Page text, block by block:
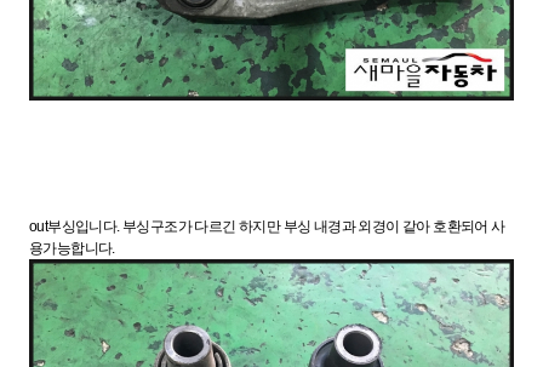
out부싱입니다. 부싱구조가 다르긴 하지만 부싱 내경과 외경이 같아 호환되어 사
용가능합니다.